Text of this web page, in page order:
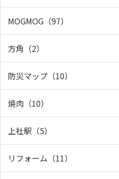
MOGMOG（97）
方角（2）
防災マップ（10）
焼肉（10）
上社駅（5）
リフォーム（11）